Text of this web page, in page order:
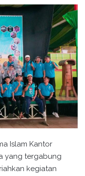
Islam Kantor
yang tergabung
kegiatan